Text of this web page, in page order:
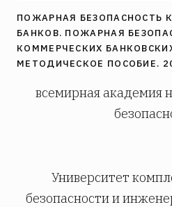
ПОЖАРНАЯ БЕЗОПАСНОСТЬ
БАНКОВ. ПОЖАРНАЯ
КОММЕРЧЕСКИХ
МЕТОДИЧЕСКОЕ ПОСОБИЕ.
всемирная академия
Университет
безопасности и